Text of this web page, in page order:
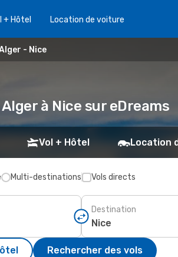
+ Hôtel Location de voiture
- Nice
à Nice sur eDreams
Vol + Hôtel Location
Multi-destinations Vols directs
Destination
Rechercher des vols